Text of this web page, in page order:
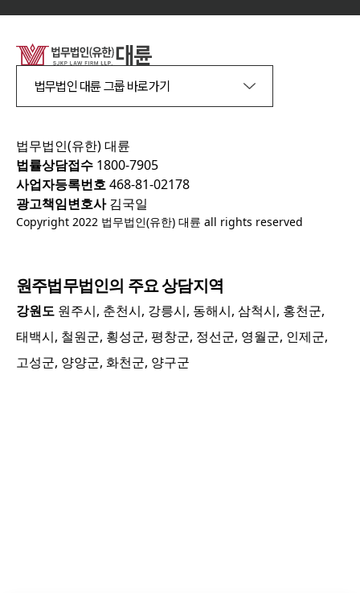
법무법인 대륜 그룹 바로가기
법무법인(유한) 대륜
법률상담접수 1800-7905
사업자등록번호468-81-02178
광고책임변호사김국일
Copyright 2022 법무법인(유한) 대륜 all rights reserved
원주법무법인의 주요 상담지역
강원도 원주시, 춘천시, 강릉시, 동해시, 삼척시, 홍천군,
태백시, 철원군, 횡성군, 평창군, 정선군, 영월군, 인제군,
고성군, 양양군, 화천군, 양구군